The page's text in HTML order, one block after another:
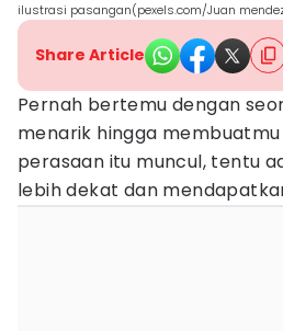
ilustrasi pasangan(pexels.com/Juan
Share Article
Pernah bertemu dengan
menarik hingga
perasaan itu muncul, tentu
lebih dekat dan